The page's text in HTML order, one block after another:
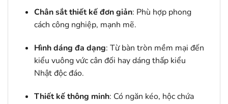
Chân sắt thiết kế đơn giản: Phù hợp phong
cách công nghiệp, mạnh mẽ.
Hình dáng đa dạng: Từ bàn tròn mềm mại đến
kiểu vuông vức cân đối hay dáng thấp kiểu
Nhật độc đáo.
Thiết kế thông minh: Có ngăn kéo, hộc chứa